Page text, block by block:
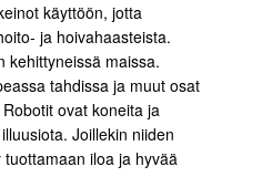
käyttöön, jotta
ja hoivahaasteista.
kehittyneissä maissa.
tahdissa ja muut osat
ovat koneita ja
Joillekin niiden
iloa ja hyvää